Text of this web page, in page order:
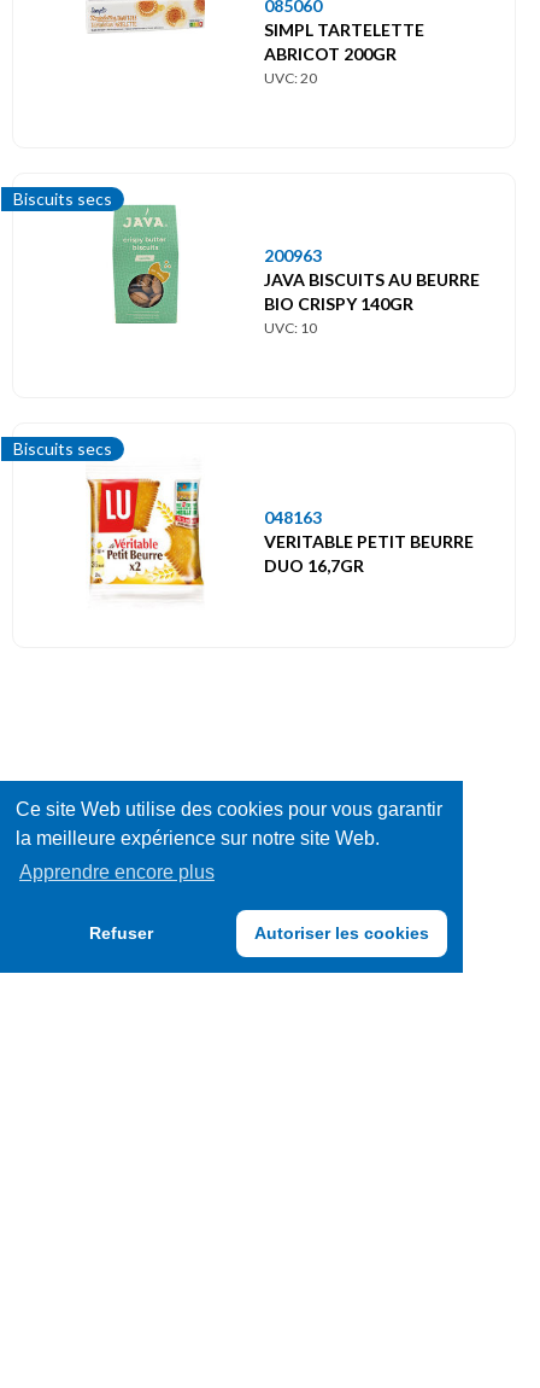
Ce site Web utilise des cookies pour vous garantir
la meilleure expérience sur notre site Web.
Apprendre encore plus
Refuser Autoriser les cookies
085060
SIMPL TARTELETTE
ABRICOT 200GR
UVC: 20
Biscuits secs
200963
JAVA BISCUITS AU BEURRE
BIO CRISPY 140GR
UVC: 10
Biscuits secs
048163
VERITABLE PETIT BEURRE
DUO 16,7GR